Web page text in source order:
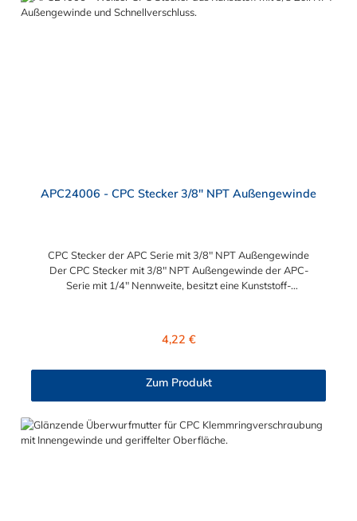
APC24006 - CPC Stecker 3/8" NPT Außengewinde
CPC Stecker der APC Serie mit 3/8" NPT Außengewinde
Der CPC Stecker mit 3/8" NPT Außengewinde der APC-
Serie mit 1/4" Nennweite, besitzt eine Kunststoff-
hat kein Absperrventil. Mögliche Anwendungsbereiche sind die
Systeme, Wärmetherapie, Teilereinigung und Schankanlagen.
Baugruppen Wartung – Schneller und einfacher Austausch von
Baugruppen und Aufrüstungen Sicherheit – Eliminierung
Regulärer Preis:
4,22 €
Zum Produkt